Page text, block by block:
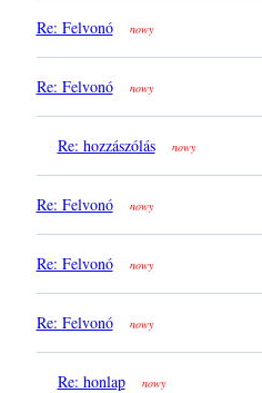
Re: Felvonó nowy
Re: Felvonó nowy
Re: hozzászólás nowy
Re: Felvonó nowy
Re: Felvonó nowy
Re: Felvonó nowy
Re: honlap nowy